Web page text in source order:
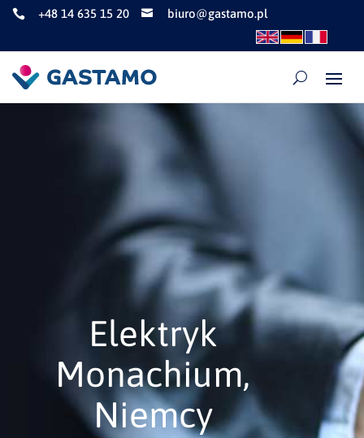
 +48 14 635 15 20  biuro@gastamo.pl
Elektryk
Monachium,
Niemcy